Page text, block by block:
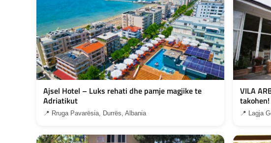
Ajsel Hotel – Luks rehati dhe pamje magjike te
Adriatikut
📍 Rruga Pavarësia, Durrës, Albania
VILA
takohen!
📍 Lagja